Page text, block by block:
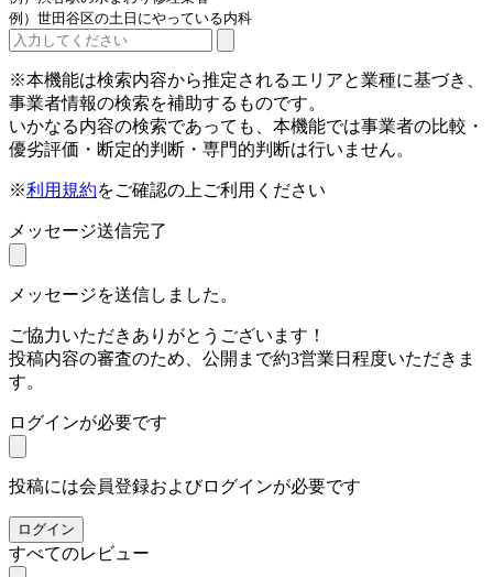
例）世田谷区の土日にやっている内科
※本機能は検索内容から推定されるエリアと業種に基づき、
事業者情報の検索を補助するものです。
いかなる内容の検索であっても、本機能では事業者の比較・
優劣評価・断定的判断・専門的判断は行いません。
※利用規約をご確認の上ご利用ください
メッセージ送信完了
メッセージを送信しました。
ご協力いただきありがとうございます！
投稿内容の審査のため、公開まで約3営業日程度いただきま
す。
ログインが必要です
投稿には会員登録およびログインが必要です
ログイン
すべてのレビュー